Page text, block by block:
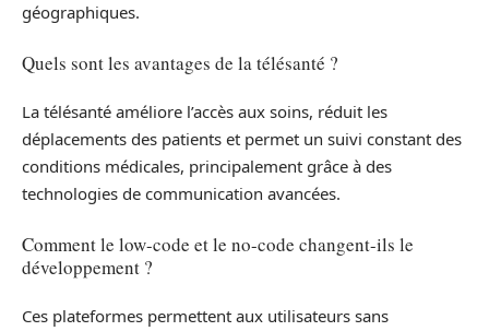
géographiques.
Quels sont les avantages de la télésanté ?
La télésanté améliore l’accès aux soins, réduit les
déplacements des patients et permet un suivi constant des
conditions médicales, principalement grâce à des
technologies de communication avancées.
Comment le low-code et le no-code changent-ils le
développement ?
Ces plateformes permettent aux utilisateurs sans